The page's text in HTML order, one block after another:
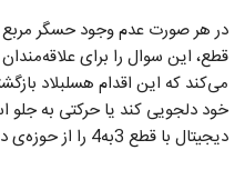
در هر صورت عدم وجود حسگر مربع
قطع، این سوال را برای
می‌کند که این اقدام هسلبلاد
خود دلجویی کند یا حرکتی به
دیجیتال با قطع 3به4 را از حوزه‌ی دوربین‌های قطع متوسط کم‌رنگ کند.